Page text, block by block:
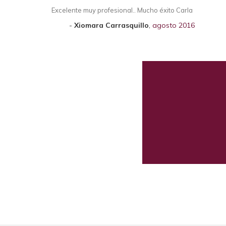
Excelente muy profesional.. Mucho éxito Carla
Xiomara Carrasquillo, agosto 2016